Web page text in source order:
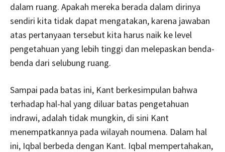
dalam ruang. Apakah mereka berada dalam dirinya
sendiri kita tidak dapat mengatakan, karena jawaban
atas pertanyaan tersebut kita harus naik ke level
pengetahuan yang lebih tinggi dan melepaskan benda-
benda dari selubung ruang.
Sampai pada batas ini, Kant berkesimpulan bahwa
terhadap hal-hal yang diluar batas pengetahuan
indrawi, adalah tidak mungkin, di sini Kant
menempatkannya pada wilayah noumena. Dalam hal
ini, Iqbal berbeda dengan Kant. Iqbal mempertahakan,